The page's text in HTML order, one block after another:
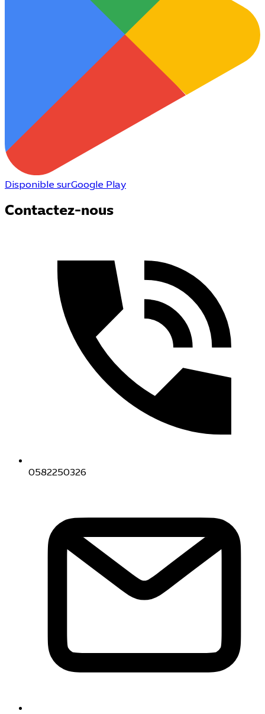
Disponible surGoogle Play
Contactez-nous
0582250326